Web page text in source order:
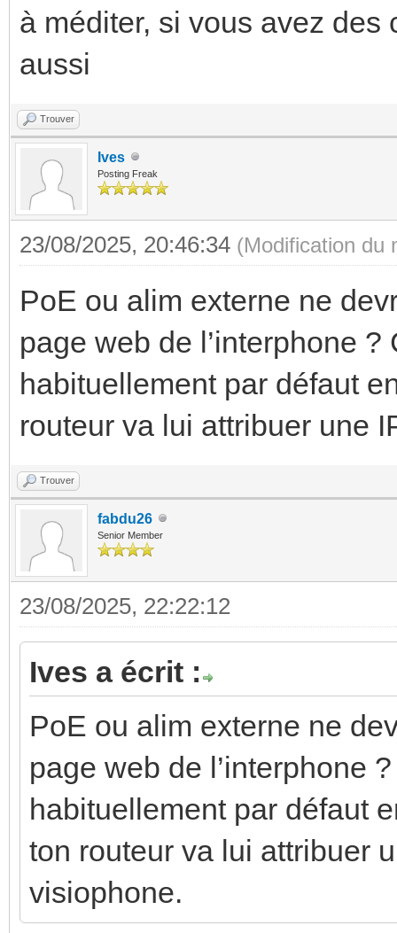
à méditer, si vous avez
aussi
Trouver
Ives
Posting Freak
23/08/2025, 20:46:34 (Modification du
PoE ou alim externe ne
page web de l’interphone ?
habituellement par défaut
routeur va lui attribuer une
Trouver
fabdu26
Senior Member
23/08/2025, 22:22:12
Ives a écrit :
PoE ou alim externe ne
page web de l’interphone
habituellement par défaut
ton routeur va lui attribuer
visiophone.